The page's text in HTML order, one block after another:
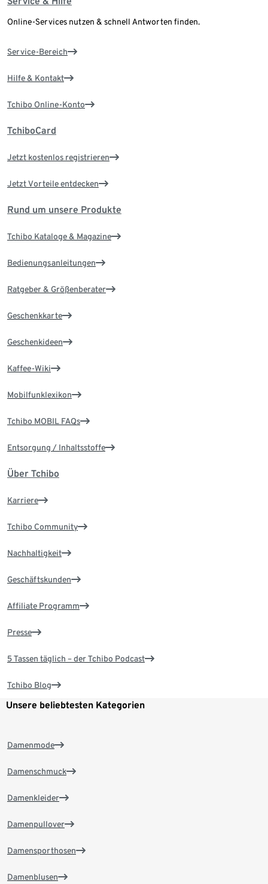
Online-Services nutzen & schnell Antworten finden.
Service-Bereich
Hilfe & Kontakt
Tchibo Online-Konto
TchiboCard
Jetzt kostenlos registrieren
Jetzt Vorteile entdecken
Rund um unsere Produkte
Tchibo Kataloge & Magazine
Bedienungsanleitungen
Ratgeber & Größenberater
Geschenkkarte
Geschenkideen
Kaffee-Wiki
Mobilfunklexikon
Tchibo MOBIL FAQs
Entsorgung / Inhaltsstoffe
Über Tchibo
Karriere
Tchibo Community
Nachhaltigkeit
Geschäftskunden
Affiliate Programm
Presse
5 Tassen täglich – der Tchibo Podcast
Tchibo Blog
Unsere beliebtesten Kategorien
Damenmode
Damenschmuck
Damenkleider
Damenpullover
Damensporthosen
Damenblusen